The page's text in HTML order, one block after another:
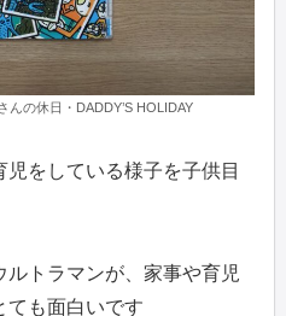
の休日・DADDY’S HOLIDAY
をしている様子を子供目
トラマンが、家事や育児
ても面白いです